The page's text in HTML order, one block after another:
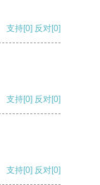
支持[0] 反对[0]
支持[0] 反对[0]
支持[0] 反对[0]